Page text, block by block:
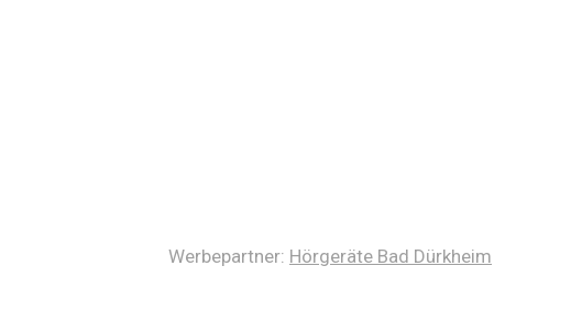
Werbepartner: Hörgeräte Bad Dürkheim